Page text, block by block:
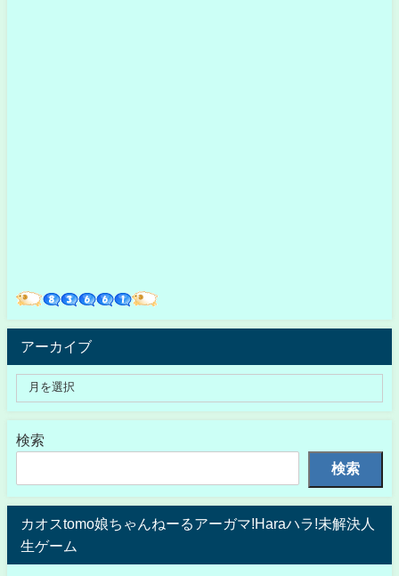
アーカイブ
検索
検索
カオスtomo娘ちゃんねーるアーガマ!Haraハラ!未解決人
生ゲーム